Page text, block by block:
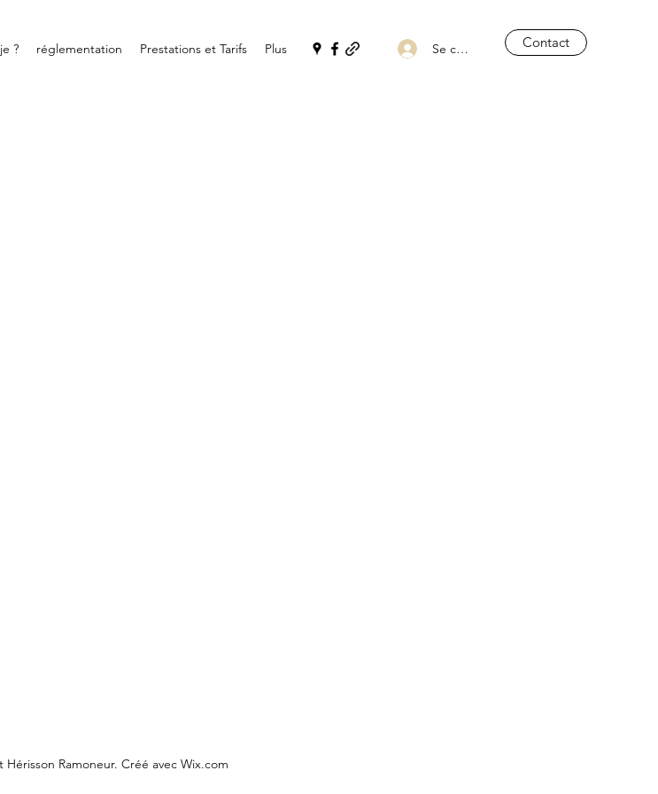
? réglementation Prestations et Tarifs Plus Se connecter Contact
Ramoneur. Créé avec Wix.com